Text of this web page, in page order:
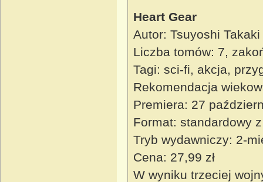
Heart Gear
Autor: Tsuyoshi Takaki
Liczba tomów: 7,
Tagi: sci-fi, akcja,
Rekomendacja
Premiera: 27
Format: standardowy
Tryb wydawniczy: 2-
Cena: 27,99 zł
W wyniku trzeciej